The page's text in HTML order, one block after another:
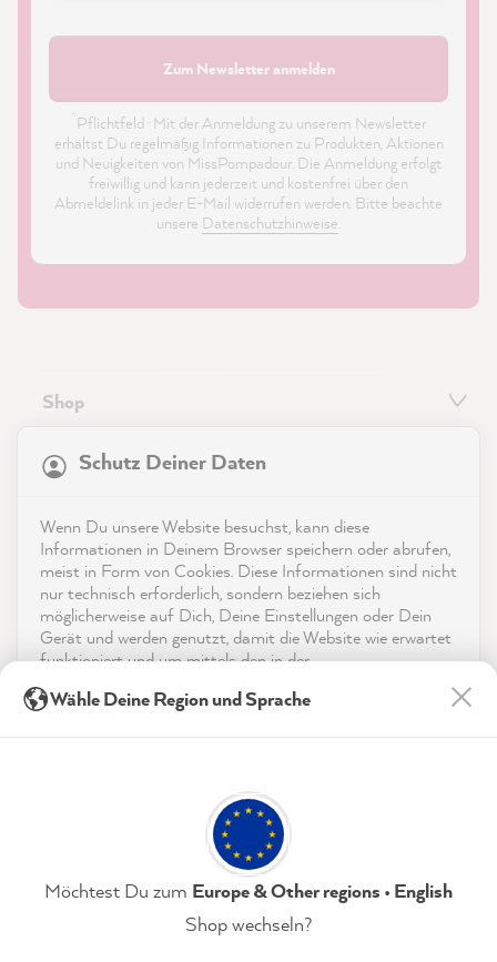
Zum Newsletter anmelden
Pflichtfeld · Mit der Anmeldung zu unserem Newsletter
erhältst Du regelmäßig Informationen zu Produkten, Aktionen
und Neuigkeiten von MissPompadour. Die Anmeldung erfolgt
freiwillig und kann jederzeit und kostenfrei über den
Abmeldelink in jeder E-Mail widerrufen werden. Bitte beachte
unsere Datenschutzhinweise.
Shop
Service
Kontakt
App herunterladen
Auszeichnungen
Schutz Deiner Daten
Wenn Du unsere Website besuchst, kann diese
Informationen in Deinem Browser speichern oder abrufen,
meist in Form von Cookies. Diese Informationen sind nicht
nur technisch erforderlich, sondern beziehen sich
möglicherweise auf Dich, Deine Einstellungen oder Dein
Gerät und werden genutzt, damit die Website wie erwartet
funktioniert und um mittels den in der
der Webseite für deren Optimierung zu analysieren sowie
(jederzeit widerruflich) diesen Datenverarbeitungen
Datenschutzerklärung Impressum Einstellungen
reviews-io
Verifizierter Kunde
Zum Versiegeln - MissPompadour Versiegelung
Kreidefarbe bleibt erhalten, aber die
Lebensdauer und Widerstandskraft der
gestrichenen Möbel wird deutlich erhöht -
unverzichtbar wenn man Kinder hat :)
Teilen
Twitter
Facebook
Wähle Deine Region und Sprache
Möchtest Du zum Europe & Other regions • English
Shop wechseln?